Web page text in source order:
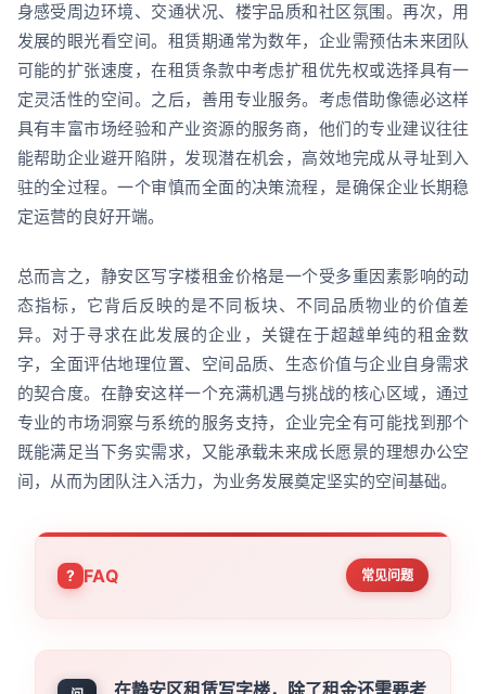
身感受周边环境、交通状况、楼宇品质和社区氛围。再次，用
发展的眼光看空间。租赁期通常为数年，企业需预估未来团队
可能的扩张速度，在租赁条款中考虑扩租优先权或选择具有一
定灵活性的空间。之后，善用专业服务。考虑借助像德必这样
具有丰富市场经验和产业资源的服务商，他们的专业建议往往
能帮助企业避开陷阱，发现潜在机会，高效地完成从寻址到入
驻的全过程。一个审慎而全面的决策流程，是确保企业长期稳
定运营的良好开端。
总而言之，静安区写字楼租金价格是一个受多重因素影响的动
态指标，它背后反映的是不同板块、不同品质物业的价值差
异。对于寻求在此发展的企业，关键在于超越单纯的租金数
字，全面评估地理位置、空间品质、生态价值与企业自身需求
的契合度。在静安这样一个充满机遇与挑战的核心区域，通过
专业的市场洞察与系统的服务支持，企业完全有可能找到那个
既能满足当下务实需求，又能承载未来成长愿景的理想办公空
间，从而为团队注入活力，为业务发展奠定坚实的空间基础。
FAQ 常见问题